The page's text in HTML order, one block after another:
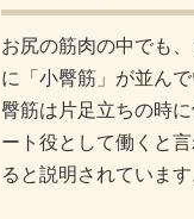
お尻の筋肉の中でも
に「小臀筋」が並ん
臀筋は片足立ちの時
ート役として働くと
ると説明されています